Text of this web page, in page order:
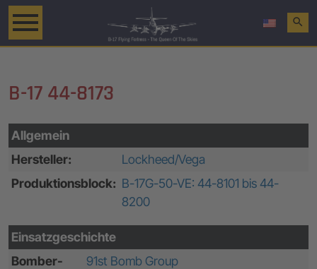
search
B-17 44-8173
Allgemein
Hersteller:
Lockheed/Vega
Produktionsblock: B-17G-50-VE: 44-8101 bis 44-
8200
Einsatzgeschichte
Bomber-
91st Bomb Group